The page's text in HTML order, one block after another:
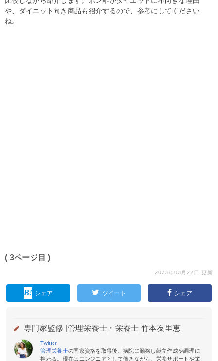
や、ダイエット向き商品も紹介するので、参考にしてください
ね。
( 3ページ目 )
2023年03月22日 更新
シェア ツイート シェア
専門家監修 | 管理栄養士・栄養士 竹本友里恵
Twitter
管理栄養士の国家資格を取得後、病院に勤務し献立作成や調理に
携わる。現在はエンジニアとして働きながら、栄養サポートや栄